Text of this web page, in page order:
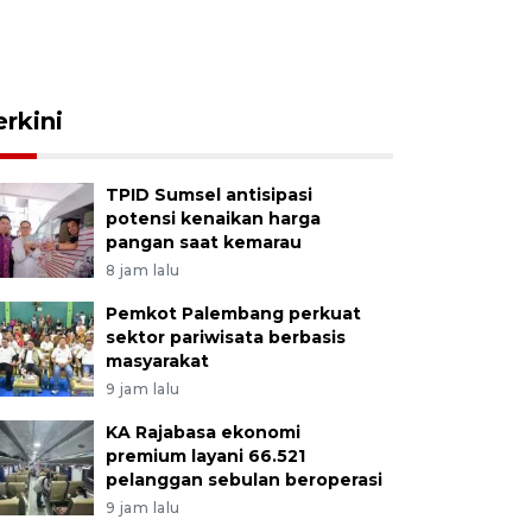
TPID Sumsel antisipasi
potensi kenaikan harga
pangan saat kemarau
8 jam lalu
Pemkot Palembang perkuat
sektor pariwisata berbasis
masyarakat
9 jam lalu
KA Rajabasa ekonomi
premium layani 66.521
pelanggan sebulan beroperasi
9 jam lalu